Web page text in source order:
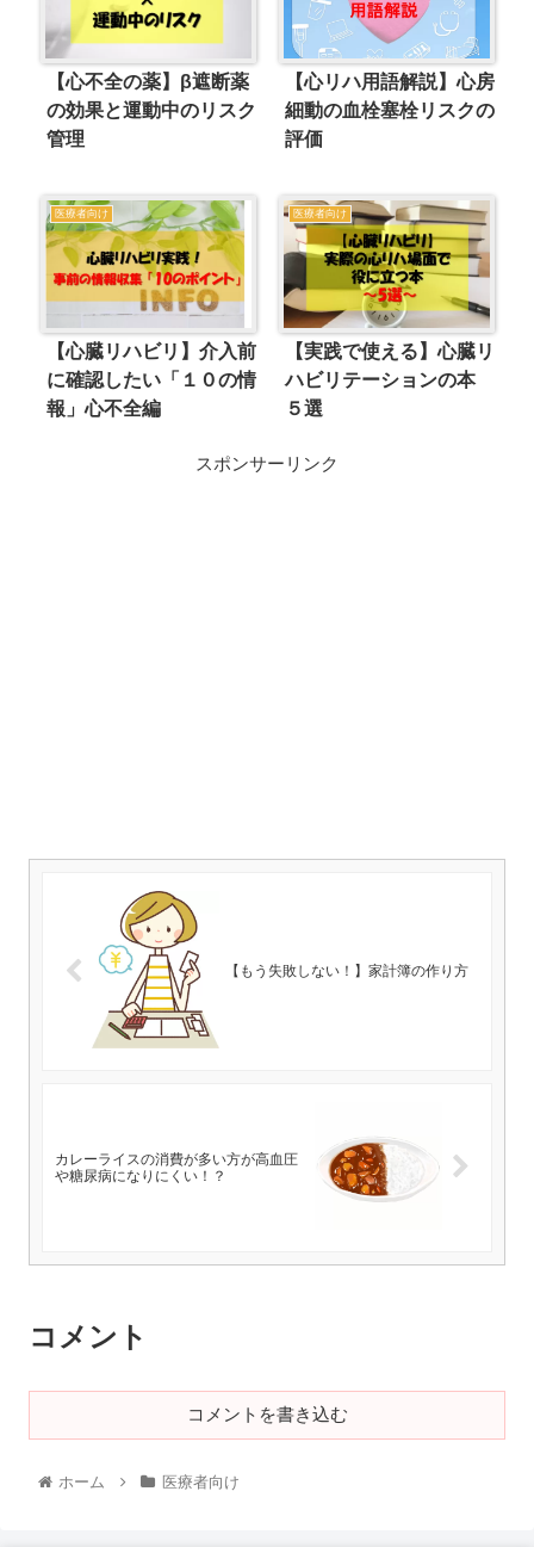
【心不全の薬】β遮断薬
の効果と運動中のリスク
管理
【心リハ用語解説】心房
細動の血栓塞栓リスクの
評価
医療者向け
【心臓リハビリ】介入前
に確認したい「１０の情
報」心不全編
医療者向け
【実践で使える】心臓リ
ハビリテーションの本
５選
スポンサーリンク
【もう失敗しない！】家計簿の作り方
カレーライスの消費が多い方が高血圧
や糖尿病になりにくい！？
コメント
コメントを書き込む
ホーム 医療者向け